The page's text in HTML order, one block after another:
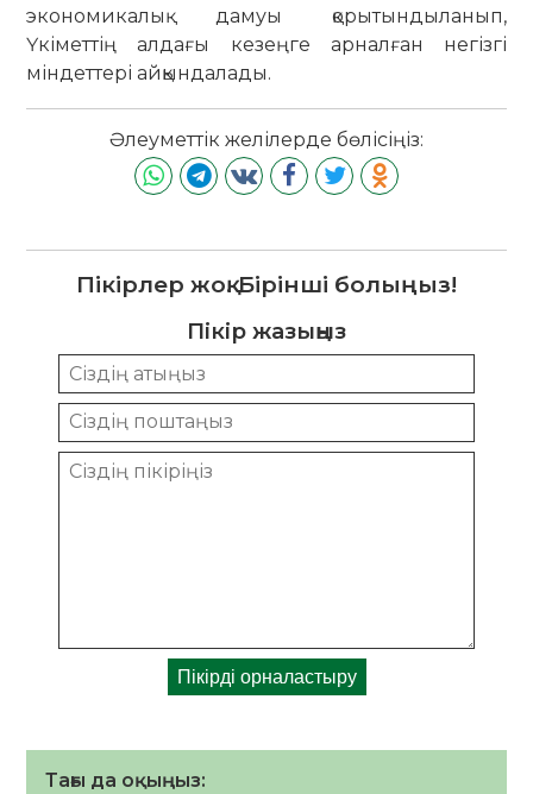
экономикалық дамуы қорытындыланып,
Үкіметтің алдағы кезеңге арналған негізгі
міндеттері айқындалады.
Әлеуметтік желілерде бөлісіңіз:
Пікірлер жоқ. Бірінші болыңыз!
Пікір жазыңыз
Тағы да оқыңыз: